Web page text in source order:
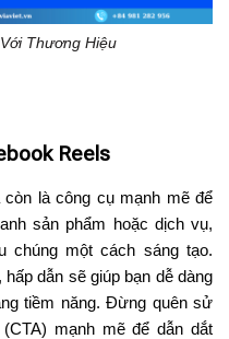
Thương Hiệu
Reels
là công cụ mạnh mẽ để
sản phẩm hoặc dịch vụ,
chúng một cách sáng tạo.
dẫn sẽ giúp bạn dễ dàng
tiềm năng. Đừng quên sử
mạnh mẽ để dẫn dắt